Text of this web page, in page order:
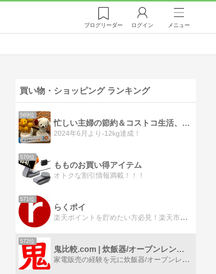
ブログリーダー ログイン メニュー
買い物・ショッピング ランキング
569位
忙しい主婦の節約＆コストコ生活、ついでにダイエット話！
2024年6月より-12kg達成！
570位
もものお買い得アイテム
オトクな割引情報満載！！！
571位
らくポイ
楽天ポイントを貯めたい方必見！楽天市場のお得なキャンペーン情報を一覧で掲載しています。
572位
鬼比較.com | 炊飯器/オーブンレンジ/電子レンジ
家電販売の経験を元に炊飯器/オーブンレンジ/電子レンジの違いを徹底比較！スマホでも見やすい「鬼比較表」で機能差を、「鬼価格表」で価格を一目で把握。家電量販店・メーカー直売へのボタンも一画面に集約。1日最大19回の価格更新の唯一無二のサイト。